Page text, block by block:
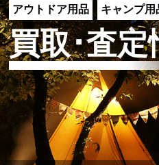
アウトドア用品 キャンプ用
買取･査定